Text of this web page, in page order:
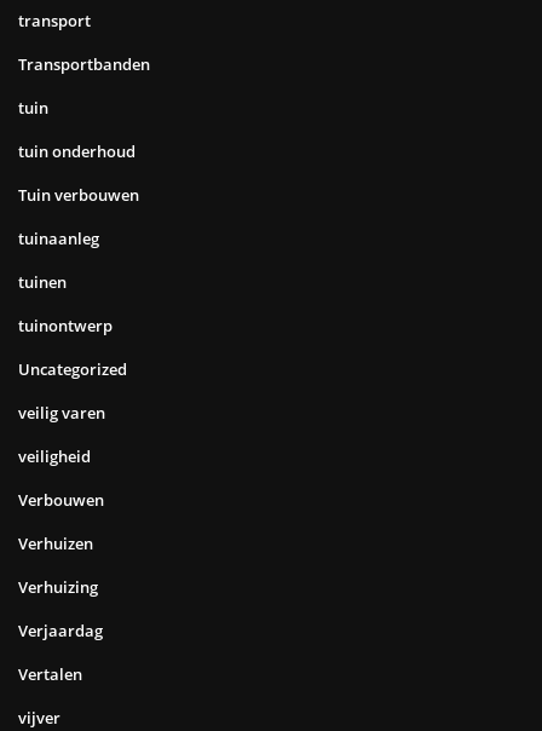
transport
Transportbanden
tuin
tuin onderhoud
Tuin verbouwen
tuinaanleg
tuinen
tuinontwerp
Uncategorized
veilig varen
veiligheid
Verbouwen
Verhuizen
Verhuizing
Verjaardag
Vertalen
vijver